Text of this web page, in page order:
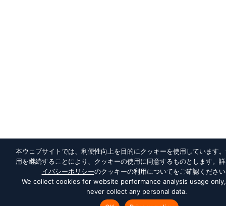
本ウェブサイトでは、利便性向上を目的にクッキーを使用しています
用を継続することにより、クッキーの使用に同意するものとします。
イバシーポリシーのクッキーの利用についてをご確認くださ
We collect cookies for website performance analysis usage
never collect any personal data.